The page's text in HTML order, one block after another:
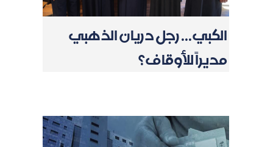
الكبي... رجل دريان الذهبي
مديراً للأوقاف؟